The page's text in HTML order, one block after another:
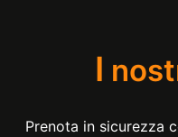
I
Prenota in sicurezza